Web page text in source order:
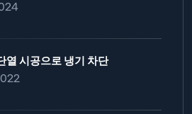
열 시공으로 냉기 차단